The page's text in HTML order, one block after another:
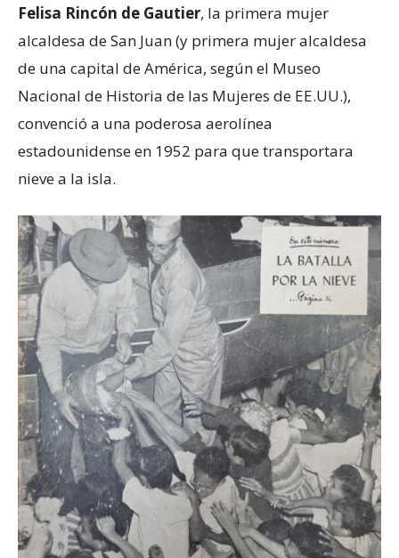
Felisa Rincón de Gautier, la primera mujer
alcaldesa de San Juan (y primera mujer alcaldesa
de una capital de América, según el Museo
Nacional de Historia de las Mujeres de EE.UU.),
convenció a una poderosa aerolínea
estadounidense en 1952 para que transportara
nieve a la isla.